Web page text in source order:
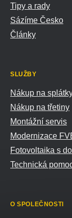
Tipy a rady
Sázíme Česko
Články
SLUŽBY
Nákup na
Nákup na třetiny
Montážní servis
Modernizace
Fotovoltaika s
Technická
O SPOLEČNOSTI